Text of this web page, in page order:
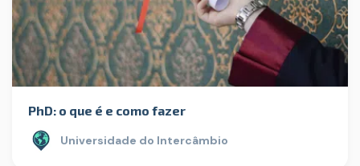
PhD: o que é e como fazer
Universidade do Intercâmbio